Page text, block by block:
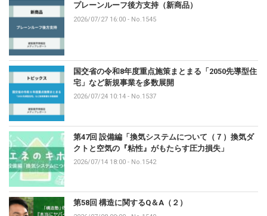
プレーンルーフ後方支持（新商品）
2026/07/27 16:00 - No.1545
国交省の令和8年度重点施策まとまる「2050先導型住
宅」など新規事業を多数展開
2026/07/24 10:14 - No.1537
第47回 設備編「換気システムについて（７）換気ダ
クトと空気の『粘性』がもたらす圧力損失」
2026/07/14 18:00 - No.1542
第58回 構造に関するQ＆A（２）